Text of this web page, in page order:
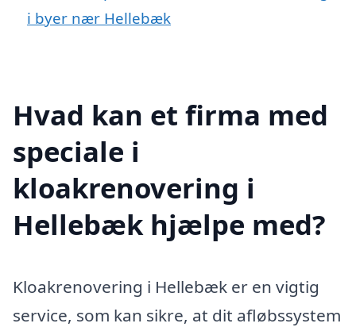
i byer nær Hellebæk
Hvad kan et firma med
speciale i
kloakrenovering i
Hellebæk hjælpe med?
Kloakrenovering i Hellebæk er en vigtig
service, som kan sikre, at dit afløbssystem